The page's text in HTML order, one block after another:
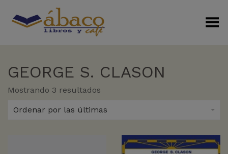
Menú Alterno
GEORGE S. CLASON
Mostrando 3 resultados
Ordenar por las últimas